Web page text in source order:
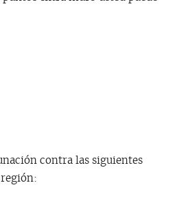
contra las siguientes
región: